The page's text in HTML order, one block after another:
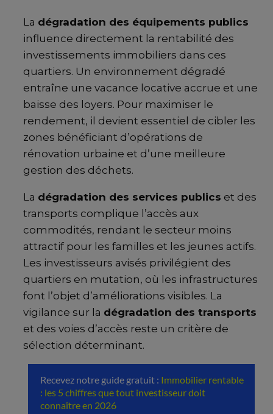
La dégradation des équipements publics
influence directement la rentabilité des
investissements immobiliers dans ces
quartiers. Un environnement dégradé
entraîne une vacance locative accrue et une
baisse des loyers. Pour maximiser le
rendement, il devient essentiel de cibler les
zones bénéficiant d’opérations de
rénovation urbaine et d’une meilleure
gestion des déchets.
La dégradation des services publics et des
transports complique l’accès aux
commodités, rendant le secteur moins
attractif pour les familles et les jeunes actifs.
Les investisseurs avisés privilégient des
quartiers en mutation, où les infrastructures
font l’objet d’améliorations visibles. La
vigilance sur la dégradation des transports
et des voies d’accès reste un critère de
sélection déterminant.